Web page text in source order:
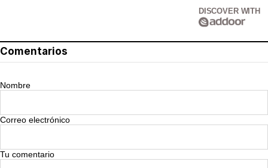
DISCOVER WITH
Comentarios
Nombre
Correo electrónico
Tu comentario